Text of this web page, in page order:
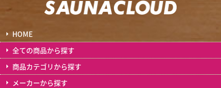
HOME
全ての商品から探す
商品カテゴリから探す
メーカーから探す